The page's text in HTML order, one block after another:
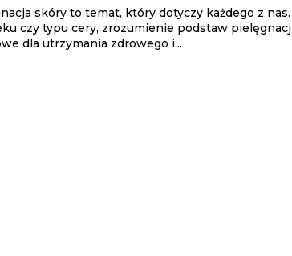
skóry to temat, który dotyczy każdego z
czy typu cery, zrozumienie podstaw
dla utrzymania zdrowego i...